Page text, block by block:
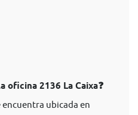
oficina 2136 La Caixa❓
encuentra ubicada en